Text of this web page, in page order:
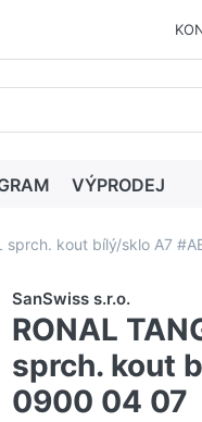
při zadávání.
VÝPRODEJ
sprch. kout bílý/sklo A7
SanSwiss s.r.o.
RONAL
sprch. kout
0900 04 07